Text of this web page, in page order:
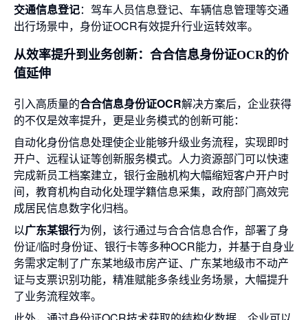
交通信息登记：驾车人员信息登记、车辆信息管理等交通
出行场景中，身份证OCR有效提升行业运转效率。
从效率提升到业务创新：合合信息身份证OCR的价
值延伸
引入高质量的合合信息身份证OCR解决方案后，企业获得
的不仅是效率提升，更是业务模式的创新可能：
自动化身份信息处理使企业能够升级业务流程，实现即时
开户、远程认证等创新服务模式。人力资源部门可以快速
完成新员工档案建立，银行金融机构大幅缩短客户开户时
间，教育机构自动化处理学籍信息采集，政府部门高效完
成居民信息数字化归档。
以广东某银行为例，该行通过与合合信息合作，部署了身
份证/临时身份证、银行卡等多种OCR能力，并基于自身业
务需求定制了广东某地级市房产证、 广东某地级市不动产
证与支票识别功能，精准赋能多条线业务场景，大幅提升
了业务流程效率。